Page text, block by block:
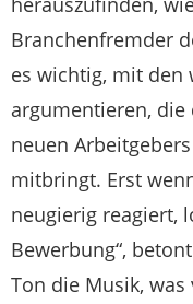
Branchenfremder
es wichtig, mit den
argumentieren, die
neuen
mitbringt. Erst
neugierig reagiert,
Bewerbung“,
Ton die Musik,